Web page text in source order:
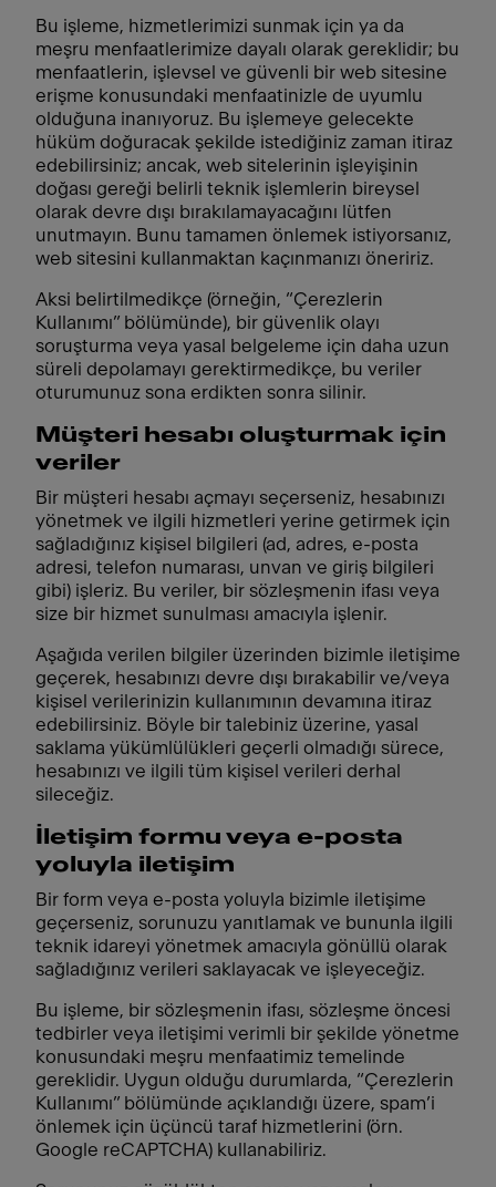
Bu işleme, hizmetlerimizi sunmak için ya da
meşru menfaatlerimize dayalı olarak gereklidir; bu
menfaatlerin, işlevsel ve güvenli bir web sitesine
erişme konusundaki menfaatinizle de uyumlu
olduğuna inanıyoruz. Bu işlemeye gelecekte
hüküm doğuracak şekilde istediğiniz zaman itiraz
edebilirsiniz; ancak, web sitelerinin işleyişinin
doğası gereği belirli teknik işlemlerin bireysel
olarak devre dışı bırakılamayacağını lütfen
unutmayın. Bunu tamamen önlemek istiyorsanız,
web sitesini kullanmaktan kaçınmanızı öneririz.
Aksi belirtilmedikçe (örneğin, “Çerezlerin
Kullanımı” bölümünde), bir güvenlik olayı
soruşturma veya yasal belgeleme için daha uzun
süreli depolamayı gerektirmedikçe, bu veriler
oturumunuz sona erdikten sonra silinir.
Müşteri hesabı oluşturmak için
veriler
Bir müşteri hesabı açmayı seçerseniz, hesabınızı
yönetmek ve ilgili hizmetleri yerine getirmek için
sağladığınız kişisel bilgileri (ad, adres, e-posta
adresi, telefon numarası, unvan ve giriş bilgileri
gibi) işleriz. Bu veriler, bir sözleşmenin ifası veya
size bir hizmet sunulması amacıyla işlenir.
Aşağıda verilen bilgiler üzerinden bizimle iletişime
geçerek, hesabınızı devre dışı bırakabilir ve/veya
kişisel verilerinizin kullanımının devamına itiraz
edebilirsiniz. Böyle bir talebiniz üzerine, yasal
saklama yükümlülükleri geçerli olmadığı sürece,
hesabınızı ve ilgili tüm kişisel verileri derhal
sileceğiz.
İletişim formu veya e-posta
yoluyla iletişim
Bir form veya e-posta yoluyla bizimle iletişime
geçerseniz, sorunuzu yanıtlamak ve bununla ilgili
teknik idareyi yönetmek amacıyla gönüllü olarak
sağladığınız verileri saklayacak ve işleyeceğiz.
Bu işleme, bir sözleşmenin ifası, sözleşme öncesi
tedbirler veya iletişimi verimli bir şekilde yönetme
konusundaki meşru menfaatimiz temelinde
gereklidir. Uygun olduğu durumlarda, “Çerezlerin
Kullanımı” bölümünde açıklandığı üzere, spam’i
önlemek için üçüncü taraf hizmetlerini (örn.
Google reCAPTCHA) kullanabiliriz.